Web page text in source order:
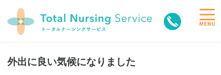
toggle
外出に良い気候になりました